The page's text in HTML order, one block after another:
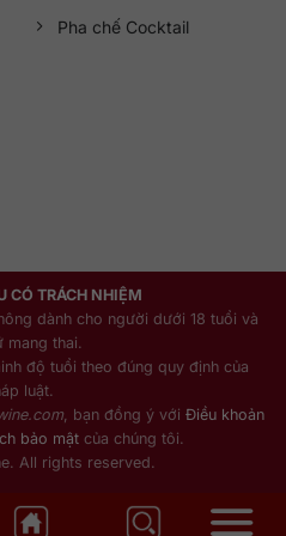
Pha chế Cocktail
CÓ TRÁCH NHIỆM
dành cho người dưới 18 tuổi và
mang thai.
độ tuổi theo đúng quy định của
luật.
, bạn đồng ý với Điều khoản
bảo mậtcủa chúng tôi.
All rights reserved.